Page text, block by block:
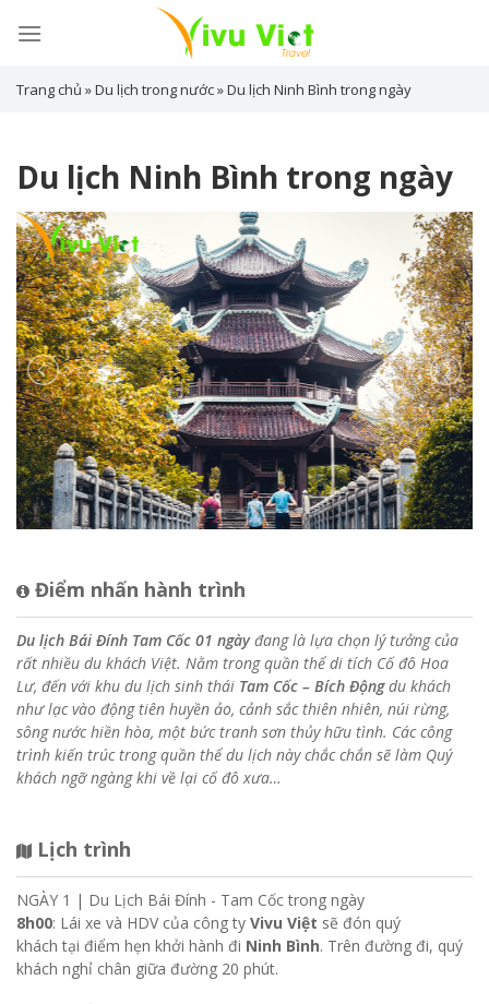
Trang chủ »Du lịch trong nước»Du lịch Ninh Bình trong ngày
Du lịch Ninh Bình trong ngày
Điểm nhấn hành trình
Du lịch Bái Đính Tam Cốc 01 ngàyđang là lựa chọn lý tưởng của
rất nhiều du khách Việt. Nằm trong quần thể di tích Cố đô Hoa
Lư, đến với khu du lịch sinh thái Tam Cốc – Bích Động du khách
như lạc vào động tiên huyền ảo, cảnh sắc thiên nhiên, núi rừng,
sông nước hiền hòa, một bức tranh sơn thủy hữu tình. Các công
trình kiến trúc trong quần thể du lịch này chắc chắn sẽ làm Quý
Lịch trình
NGÀY 1 | Du Lịch Bái Đính - Tam Cốc trong ngày
8h00: Lái xe và HDV của công tyVivu Việtsẽ đón quý
khách tại điểm hẹn khởi hành điNinh Bình